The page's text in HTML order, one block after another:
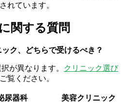
れています。
関する質問
ク、どちらで受けるべき？
が異なります。
クリニック選び
覧ください。
尿器科
美容クリニック